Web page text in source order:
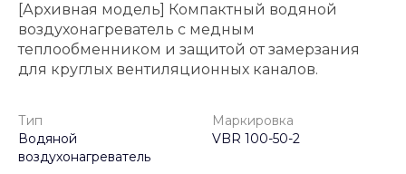
[Архивная модель] Компактный водяной
воздухонагреватель с медным
теплообменником и защитой от замерзания
для круглых вентиляционных каналов.
Тип
Водяной
воздухонагреватель
Маркировка
VBR 100-50-2